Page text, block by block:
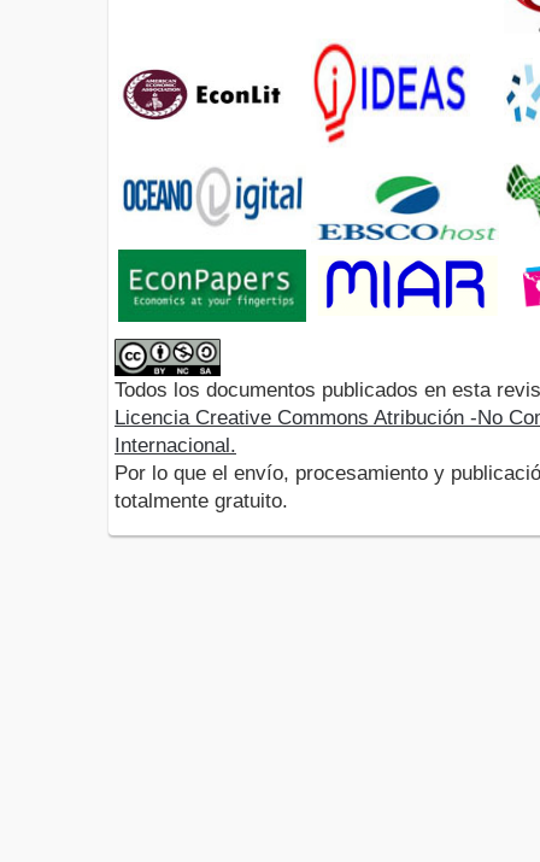
Todos los documentos publicados en esta
Licencia Creative Commons Atribución -No
Internacional.
Por lo que el envío, procesamiento y
totalmente gratuito.